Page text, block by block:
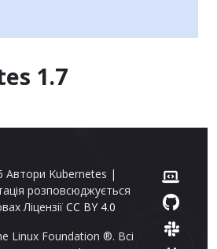
1.7
Автори Kubernetes |
розповсюджується
Ліцензії CC BY 4.0
Linux Foundation ®. Всі